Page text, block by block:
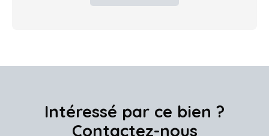
Intéressé par ce bien ?
Contactez-nous